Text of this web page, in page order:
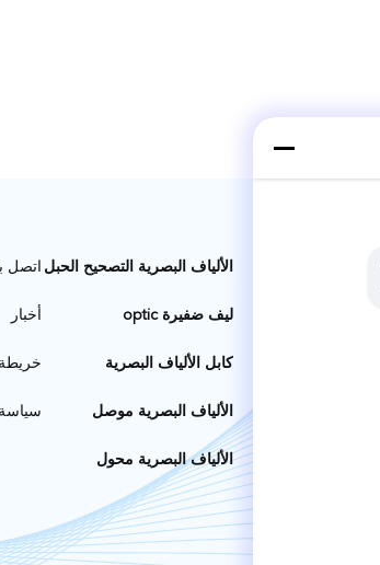
اتصل
أخبار
الألياف البصرية التصحيح الحبل
ليف ضفيرة optic
كابل الألياف البصرية
الألياف البصرية موصل
الألياف البصرية محول